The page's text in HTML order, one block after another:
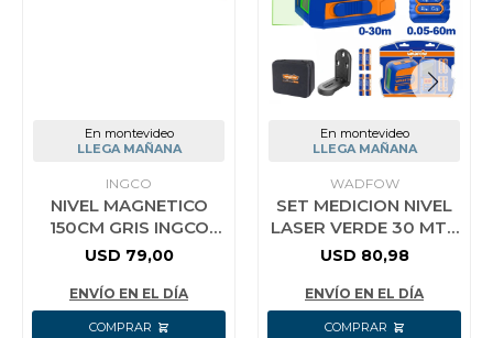
En montevideo
LLEGA MAÑANA
INGCO
NIVEL MAGNETICO
150CM GRIS INGCO
HSL68150
USD 79,00
ENVÍO EN EL DÍA
En montevideo
LLEGA MAÑANA
WADFOW
SET MEDICION NIVEL
LASER VERDE 30 MTS
+ MEDIDOR DE
(CON SOPORT
USD 80,98
ENVÍO EN EL DÍA